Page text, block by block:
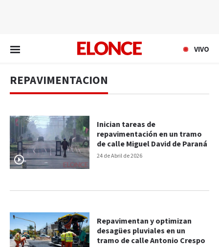
VIVO
REPAVIMENTACION
24 de Abril de 2026
Inician tareas de
repavimentación en un tramo
de calle Miguel David de Paraná
Repavimentan y optimizan
desagües pluviales en un
tramo de calle Antonio Crespo